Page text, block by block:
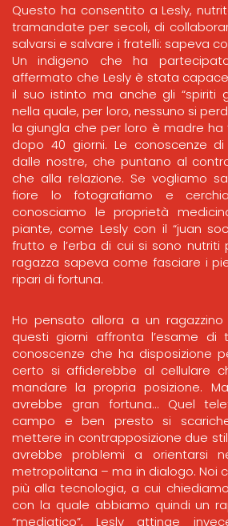
Questo ha consentito a Lesly,
tramandate per secoli, di
salvarsi e salvare i fratelli: sapeva
Un indigeno che ha
affermato che Lesly è stata
il suo istinto ma anche gli “spiriti
nella quale, per loro, nessuno si
la giungla che per loro è madre ha
dopo 40 giorni. Le conoscenze
dalle nostre, che puntano al
che alla relazione. Se vogliamo
fiore lo fotografiamo e
conosciamo le proprietà
piante, come Lesly con il “juan
frutto e l’erba di cui si sono nutriti
ragazza sapeva come fasciare i
ripari di fortuna.
Ho pensato allora a un
questi giorni affronta l’esame di
conoscenze che ha disposizione
certo si affiderebbe al cellulare
mandare la propria posizione.
avrebbe gran fortuna… Quel
campo e ben presto si
mettere in contrapposizione due
avrebbe problemi a orientarsi
metropolitana – ma in dialogo. Noi
più alla tecnologia, a cui
con la quale abbiamo quindi un
“mediatico”, Lesly attinge